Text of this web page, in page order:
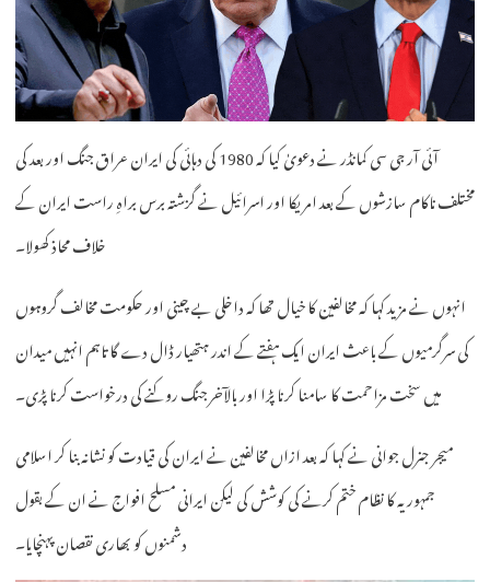
آئی آر جی سی کمانڈر نے دعویٰ کیا کہ 1980 کی دہائی کی ایران عراق جنگ اور بعد کی
مختلف ناکام سازشوں کے بعد امریکا اور اسرائیل نے گزشتہ برس براہِ راست ایران کے
خلاف محاذ کھولا۔
انہوں نے مزید کہا کہ مخالفین کا خیال تھا کہ داخلی بے چینی اور حکومت مخالف گروہوں
کی سرگرمیوں کے باعث ایران ایک ہفتے کے اندر ہتھیار ڈال دے گا تاہم انہیں میدان
میں سخت مزاحمت کا سامنا کرنا پڑا اور بالآخر جنگ روکنے کی درخواست کرنا پڑی۔
میجر جنرل جوانی نے کہا کہ بعد ازاں مخالفین نے ایران کی قیادت کو نشانہ بنا کر اسلامی
جمہوریہ کا نظام ختم کرنے کی کوشش کی لیکن ایرانی مسلح افواج نے ان کے بقول
دشمنوں کو بھاری نقصان پہنچایا۔